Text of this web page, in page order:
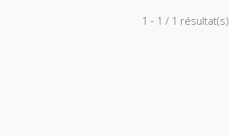
1 - 1 / 1 résultat(s)